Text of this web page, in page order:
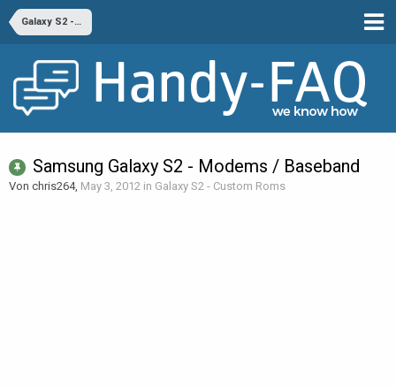
Galaxy S2 - Custom Roms
Samsung Galaxy S2 - Modems / Baseband
Von chris264, May 3, 2012 in Galaxy S2 - Custom Roms